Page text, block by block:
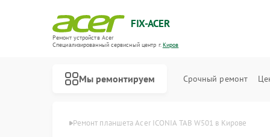
FIX-ACER
Ремонт устройств Acer
Специализированный cервисный центр г.Киров
Мы ремонтируем Срочный ремонт
Ремонт планшета Acer ICONIA TAB W501 в Кирове